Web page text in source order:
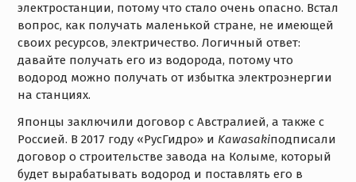
электростанции, потому что стало очень опасно. Встал
вопрос, как получать маленькой стране, не имеющей
своих ресурсов, электричество. Логичный ответ:
давайте получать его из водорода, потому что
водород можно получать от избытка электроэнергии
на станциях.
Японцы заключили договор с Австралией, а также с
Россией. В 2017 году «РусГидро» и Kawasakiподписали
договор о строительстве завода на Колыме, который
будет вырабатывать водород и поставлять его в